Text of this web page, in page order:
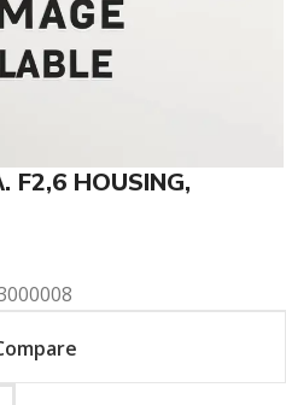
HOUSING,